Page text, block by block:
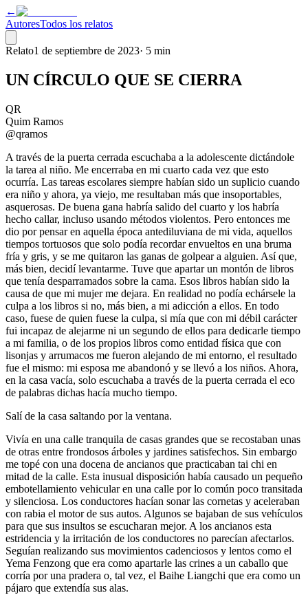
←
AutoresTodos los relatos
Relato1 de septiembre de 2023· 5 min
UN CÍRCULO QUE SE CIERRA
QR
Quim Ramos
@qramos
A través de la puerta cerrada escuchaba a la adolescente dictándole
la tarea al niño. Me encerraba en mi cuarto cada vez que esto
ocurría. Las tareas escolares siempre habían sido un suplicio cuando
era niño y ahora, ya viejo, me resultaban más que insoportables,
asquerosas. De buena gana habría salido del cuarto y los habría
hecho callar, incluso usando métodos violentos. Pero entonces me
dio por pensar en aquella época antediluviana de mi vida, aquellos
tiempos tortuosos que solo podía recordar envueltos en una bruma
fría y gris, y se me quitaron las ganas de golpear a alguien. Así que,
más bien, decidí levantarme. Tuve que apartar un montón de libros
que tenía desparramados sobre la cama. Esos libros habían sido la
causa de que mi mujer me dejara. En realidad no podía echársele la
culpa a los libros si no, más bien, a mi adicción a ellos. En todo
caso, fuese de quien fuese la culpa, si mía que con mi débil carácter
fui incapaz de alejarme ni un segundo de ellos para dedicarle tiempo
a mi familia, o de los propios libros como entidad física que con
lisonjas y arrumacos me fueron alejando de mi entorno, el resultado
fue el mismo: mi esposa me abandonó y se llevó a los niños. Ahora,
en la casa vacía, solo escuchaba a través de la puerta cerrada el eco
de palabras dichas hacía mucho tiempo.
Salí de la casa saltando por la ventana.
Vivía en una calle tranquila de casas grandes que se recostaban unas
de otras entre frondosos árboles y jardines satisfechos. Sin embargo
me topé con una docena de ancianos que practicaban tai chi en
mitad de la calle. Esta inusual disposición había causado un pequeño
embotellamiento vehicular en una calle por lo común poco transitada
y silenciosa. Los conductores hacían sonar las cornetas y aceleraban
con rabia el motor de sus autos. Algunos se bajaban de sus vehículos
para que sus insultos se escucharan mejor. A los ancianos esta
estridencia y la irritación de los conductores no parecían afectarlos.
Seguían realizando sus movimientos cadenciosos y lentos como el
Yema Fenzong que era como apartarle las crines a un caballo que
corría por una pradera o, tal vez, el Baihe Liangchi que era como un
pájaro que extendía sus alas.